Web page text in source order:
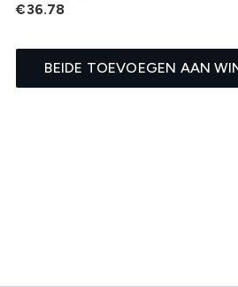
€36.78
BEIDE TOEVOEGEN AAN